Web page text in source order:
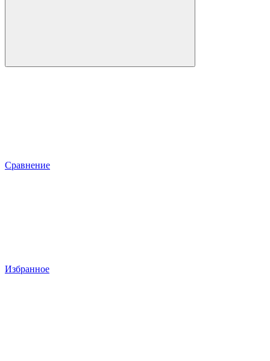
Сравнение
Избранное